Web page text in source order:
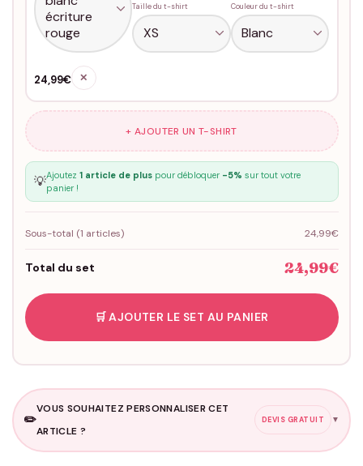
Taille du t-shirt Couleur du t-shirt
24,99€ ✕
+ AJOUTER UN T-SHIRT
💡Ajoutez 1 article de pluspour débloquer -5% sur tout votre
panier !
Sous-total (1 articles) 24,99€
Total du set 24,99€
🛒 AJOUTER LE SET AU PANIER
✏️
VOUS SOUHAITEZ PERSONNALISER CET
ARTICLE ?
DEVIS GRATUIT ▼